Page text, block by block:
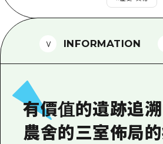
自然
行李寄存及運送服
志願者指南
廣島視頻
INFORMATION
有價值的遺跡追
農舍的三室佈局